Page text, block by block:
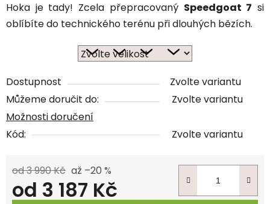
Hoka je tady! Zcela přepracovaný Speedgoat 7 si
oblíbíte do technického terénu při dlouhých bězích.
Dostupnost
Zvolte variantu
Můžeme doručit do:
Zvolte variantu
Možnosti doručení
Kód:
Zvolte variantu
od 3 990 Kč až –20 %
od 3 187 Kč